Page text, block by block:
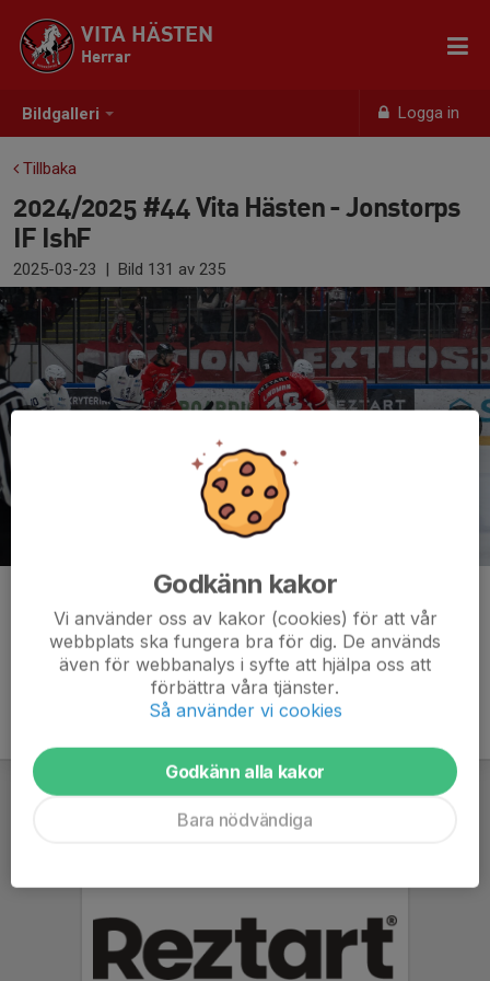
Bildgalleri Logga in
VITA HÄSTEN
Herrar
Tillbaka
2024/2025 #44 Vita Hästen - Jonstorps
IF IshF
2025-03-23 | Bild 131 av 235
Godkänn kakor
Vi använder oss av kakor (cookies) för att vår
webbplats ska fungera bra för dig. De används
även för webbanalys i syfte att hjälpa oss att
förbättra våra tjänster.
Så använder vi cookies
Godkänn alla kakor
Bara nödvändiga